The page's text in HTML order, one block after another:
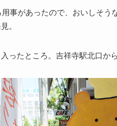
事があったので、おいしそ
。
ったところ。吉祥寺駅北口か